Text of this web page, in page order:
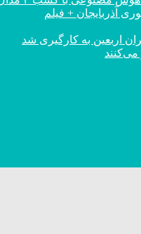
آذربایجان + فیلم